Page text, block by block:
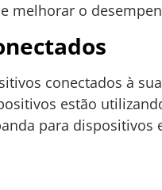
melhorar o
conectados à
estão
para dispositivos